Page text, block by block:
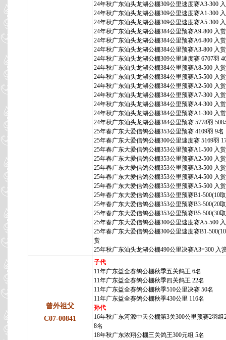
24年秋广东汕头龙湖公棚309公里速度赛A3-300
24年秋广东汕头龙湖公棚309公里速度赛A1-300
24年秋广东汕头龙湖公棚309公里速度赛A5-300
24年秋广东汕头龙湖公棚384公里预赛A9-800 入赏
24年秋广东汕头龙湖公棚384公里预赛A6-800 入赏
24年秋广东汕头龙湖公棚384公里预赛A3-800 入赏
24年秋广东汕头龙湖公棚309公里速度赛 6707羽
24年秋广东汕头龙湖公棚384公里预赛A8-500 入赏
24年秋广东汕头龙湖公棚384公里预赛A5-500 入赏
24年秋广东汕头龙湖公棚384公里预赛A2-500 入赏
24年秋广东汕头龙湖公棚384公里预赛A7-300 入赏
24年秋广东汕头龙湖公棚384公里预赛A4-300 入赏
24年秋广东汕头龙湖公棚384公里预赛A1-300 入赏
24年秋广东汕头龙湖公棚384公里预赛 5778羽 508
25年春广东大爱信鸽公棚353公里预赛 4109羽 9名
25年春广东大爱信鸽公棚300公里速度赛 5169羽
25年春广东大爱信鸽公棚353公里预赛A1-500 入赏
25年春广东大爱信鸽公棚353公里预赛A2-500 入赏
25年春广东大爱信鸽公棚353公里预赛A3-500 入赏
25年春广东大爱信鸽公棚353公里预赛A4-500 入赏
25年春广东大爱信鸽公棚353公里预赛A5-500 入赏
25年春广东大爱信鸽公棚353公里预赛B1-500(10
25年春广东大爱信鸽公棚353公里预赛B3-500(20
25年春广东大爱信鸽公棚353公里预赛B5-500(30
25年春广东大爱信鸽公棚300公里速度赛A5-500
25年春广东大爱信鸽公棚300公里速度赛B1-
赏
25年秋广东汕头龙湖公棚490公里决赛A3=300 入
曾外祖父
C07-00841
子代
11年广东益全赛鸽公棚秋季五关鸽王 6名
11年广东益全赛鸽公棚秋季四关鸽王 22名
11年广东益全赛鸽公棚秋季510公里决赛 50名
11年广东益全赛鸽公棚秋季430公里 116名
孙代
16年秋广东河源中天公棚第3关300公里预赛2羽组
8名
18年秋广东浓翔公棚三关鸽王300元组 5名